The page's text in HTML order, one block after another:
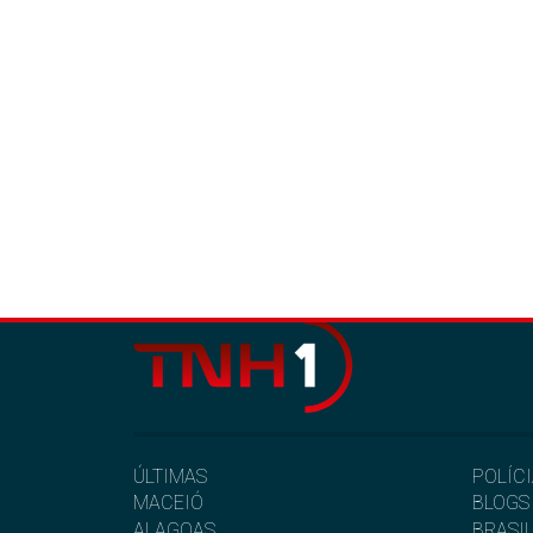
ÚLTIMAS
MACEIÓ
BLOGS